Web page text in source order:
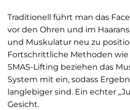
Traditionell führt man das
vor den Ohren und im
und Muskulatur neu zu
Fortschrittliche Methoden wie
SMAS-Lifting beziehen das
System mit ein, sodass
langlebiger sind. Ein echter
Gesicht.